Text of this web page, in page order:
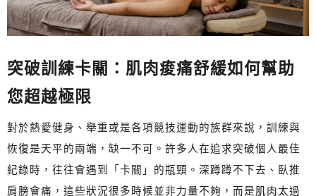
突破訓練卡關：肌肉痠痛舒緩如何幫助
您超越極限
對於熱愛健身、舉重或是各項競技運動的族群來說，訓練與
恢復是天平的兩端，缺一不可。許多人在追求突破個人最佳
紀錄時，往往會遇到「卡關」的瓶頸。深蹲蹲不下去、臥推
肩膀會痛，這些狀況很多時候並非力量不夠，而是肌肉太過